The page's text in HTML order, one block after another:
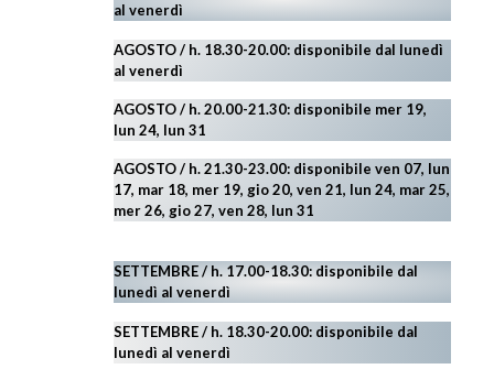
al venerdì
AGOSTO/ h. 18.30-20.00: disponibile dal lunedì
al venerdì
AGOSTO / h. 20.00-21.30: disponibile mer 19,
lun 24, lun 31
AGOSTO/ h. 21.30-23.00: disponibile ven 07, lun
17, mar 18, mer 19, gio 20, ven 21, lun 24, mar 25,
mer 26, gio 27, ven 28, lun 31
SETTEMBRE / h. 17.00-18.30: disponibile dal
lunedì al venerdì
SETTEMBRE / h. 18.30-20.00: disponibile dal
lunedì al venerdì